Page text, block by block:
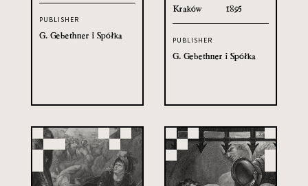
PUBLISHER
G. Gebethner i Spółka
Kraków 1895
PUBLISHER
G. Gebethner i Spółka